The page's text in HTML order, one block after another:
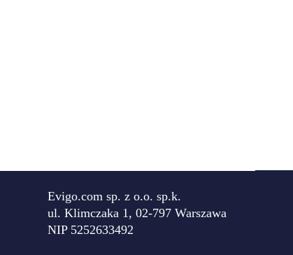
Evigo.com sp. z o.o. sp.k.
ul. Klimczaka 1, 02-797 Warszawa
NIP 5252633492